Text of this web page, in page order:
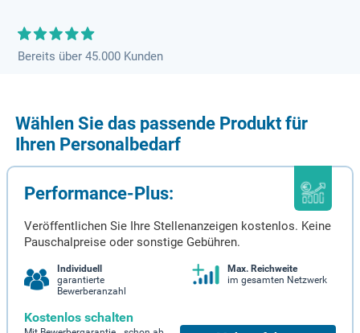
Bereits über 45.000 Kunden
Wählen Sie das passende Produkt für
Ihren Personalbedarf
Performance-Plus:
Veröffentlichen Sie Ihre Stellenanzeigen kostenlos. Keine
Pauschalpreise oder sonstige Gebühren.
Individuell
garantierte
Bewerberanzahl
Max. Reichweite
im gesamten Netzwerk
Kostenlos schalten